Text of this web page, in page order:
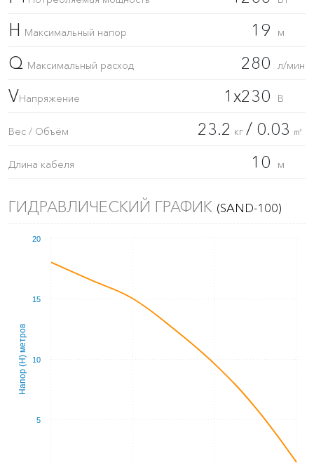
H Максимальный напор 19 м
Q Максимальный расход 280 л/мин
VНапряжение 1x230 В
Вес / Объём 23.2 кг / 0.03 ㎥
Длина кабеля 10 м
ГИДРАВЛИЧЕСКИЙ ГРАФИК (SAND-100)
Напор (Н) метров
5
10
15
20